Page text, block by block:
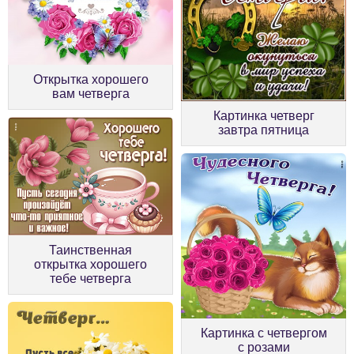
Открытка хорошего
вам четверга
Картинка четверг
завтра пятница
Таинственная
открытка хорошего
тебе четверга
Картинка с четвергом
с розами